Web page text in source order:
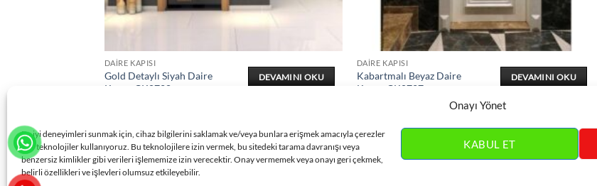
Onayı Yönet
En iyi deneyimleri sunmak için, cihaz bilgilerini saklamak ve/veya bunlara erişmek amacıyla çerezler
gibi teknolojiler kullanıyoruz. Bu teknolojilere izin vermek, bu sitedeki tarama davranışı veya
benzersiz kimlikler gibi verileri işlememize izin verecektir. Onay vermemek veya onayı geri çekmek,
belirli özellikleri ve işlevleri olumsuz etkileyebilir.
KABUL ET
DAIRE KAPISI
Gold Detaylı Siyah Daire
Kapısı ÇK0728
DEVAMINI OKU
DAIRE KAPISI
Kabartmalı Beyaz Daire
Kapısı ÇK0727
DEVAMINI OKU